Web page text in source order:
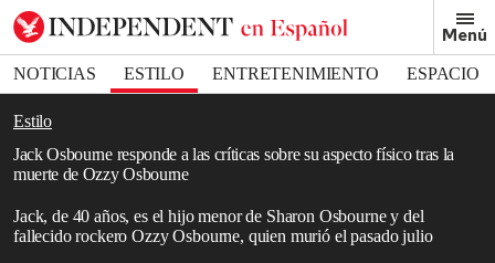
Menú
NOTICIAS ESTILO ENTRETENIMIENTO
ESPACIO
DEPORTES
Estilo
Jack Osbourne responde a las críticas sobre su aspecto físico tras la
muerte de Ozzy Osbourne
Jack, de 40 años, es el hijo menor de Sharon Osbourne y del
fallecido rockero Ozzy Osbourne, quien murió el pasado julio
Bookmark popover
Removed from bookmarks
Close popover